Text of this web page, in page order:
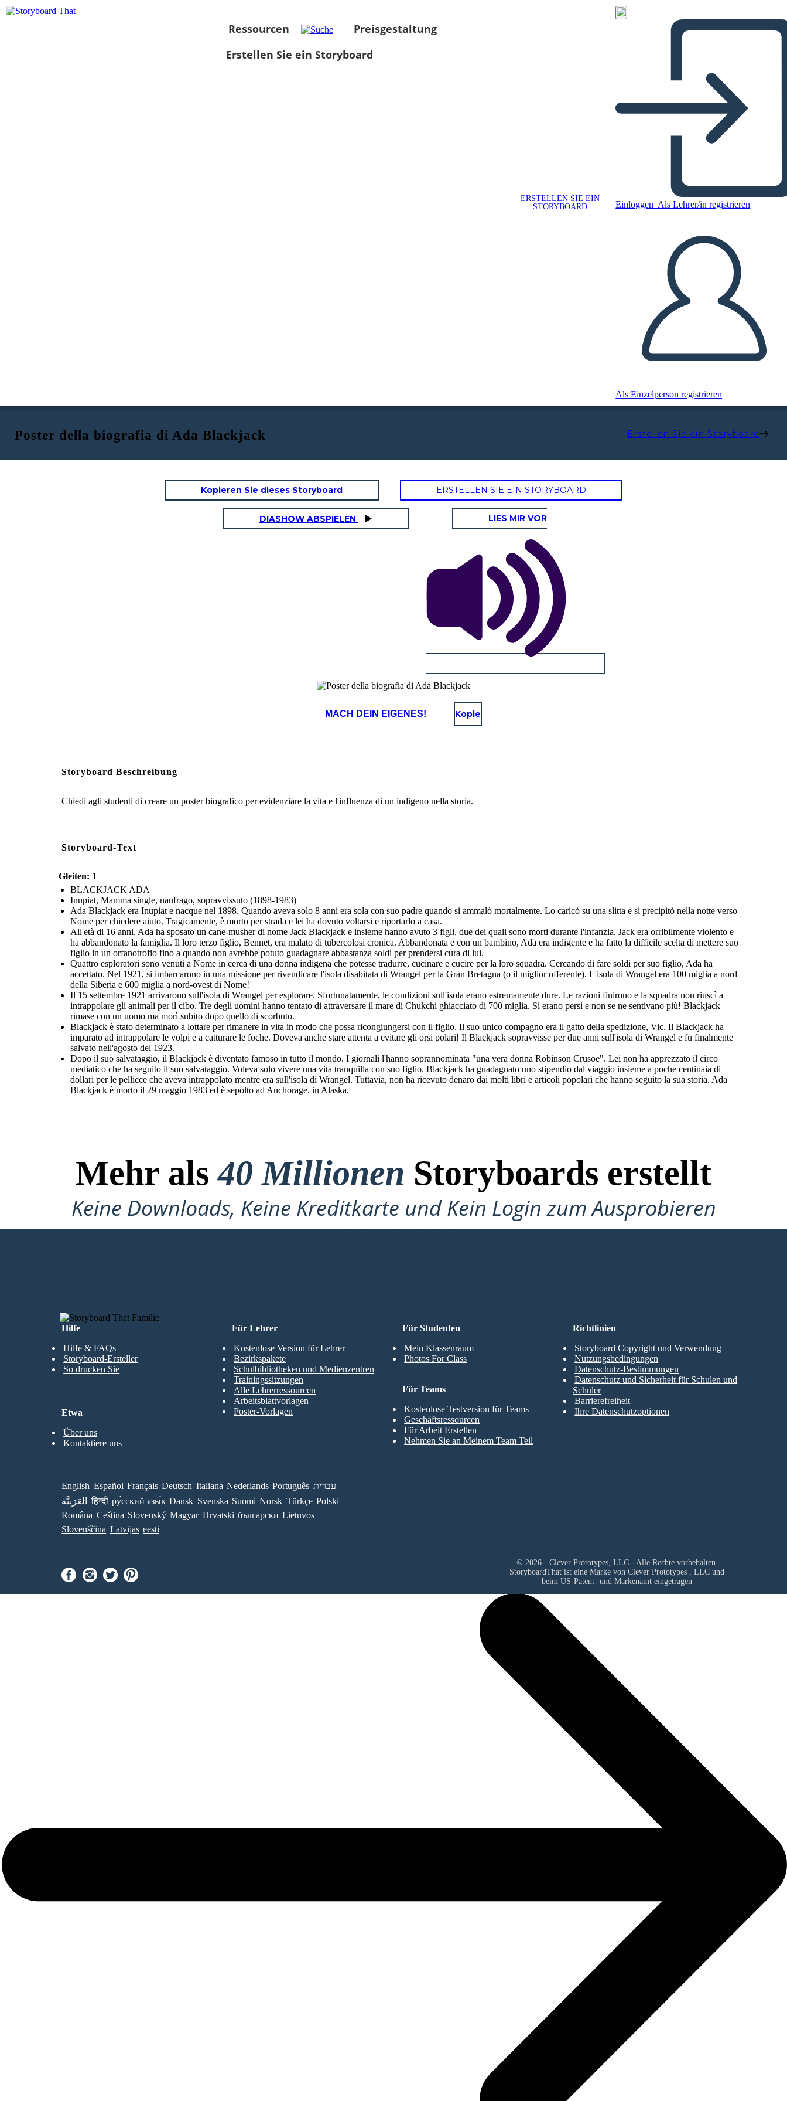
Ressourcen
Preisgestaltung
Erstellen Sie ein Storyboard
ERSTELLEN SIE EIN
STORYBOARD
Einloggen Als Lehrer/in registrieren
Als Einzelperson registrieren
Poster della biografia di Ada Blackjack Erstellen Sie ein Storyboard
Kopieren Sie dieses Storyboard ERSTELLEN SIE EIN STORYBOARD
DIASHOW ABSPIELEN LIES MIR VOR
MACH DEIN EIGENES! Kopie
Storyboard Beschreibung
Chiedi agli studenti di creare un poster biografico per evidenziare la vita e l'influenza di un indigeno nella storia.
Storyboard-Text
Gleiten: 1
BLACKJACK ADA
Inupiat, Mamma single, naufrago, sopravvissuto (1898-1983)
Ada Blackjack era Inupiat e nacque nel 1898. Quando aveva solo 8 anni era sola con suo padre quando si ammalò mortalmente. Lo caricò su una slitta e si precipitò nella notte verso
Nome per chiedere aiuto. Tragicamente, è morto per strada e lei ha dovuto voltarsi e riportarlo a casa.
All'età di 16 anni, Ada ha sposato un cane-musher di nome Jack Blackjack e insieme hanno avuto 3 figli, due dei quali sono morti durante l'infanzia. Jack era orribilmente violento e
ha abbandonato la famiglia. Il loro terzo figlio, Bennet, era malato di tubercolosi cronica. Abbandonata e con un bambino, Ada era indigente e ha fatto la difficile scelta di mettere suo
figlio in un orfanotrofio fino a quando non avrebbe potuto guadagnare abbastanza soldi per prendersi cura di lui.
Quattro esploratori sono venuti a Nome in cerca di una donna indigena che potesse tradurre, cucinare e cucire per la loro squadra. Cercando di fare soldi per suo figlio, Ada ha
accettato. Nel 1921, si imbarcarono in una missione per rivendicare l'isola disabitata di Wrangel per la Gran Bretagna (o il miglior offerente). L'isola di Wrangel era 100 miglia a nord
della Siberia e 600 miglia a nord-ovest di Nome!
Il 15 settembre 1921 arrivarono sull'isola di Wrangel per esplorare. Sfortunatamente, le condizioni sull'isola erano estremamente dure. Le razioni finirono e la squadra non riuscì a
intrappolare gli animali per il cibo. Tre degli uomini hanno tentato di attraversare il mare di Chukchi ghiacciato di 700 miglia. Si erano persi e non se ne sentivano più! Blackjack
rimase con un uomo ma morì subito dopo quello di scorbuto.
Blackjack è stato determinato a lottare per rimanere in vita in modo che possa ricongiungersi con il figlio. Il suo unico compagno era il gatto della spedizione, Vic. Il Blackjack ha
imparato ad intrappolare le volpi e a catturare le foche. Doveva anche stare attenta a evitare gli orsi polari! Il Blackjack sopravvisse per due anni sull'isola di Wrangel e fu finalmente
salvato nell'agosto del 1923.
Dopo il suo salvataggio, il Blackjack è diventato famoso in tutto il mondo. I giornali l'hanno soprannominata "una vera donna Robinson Crusoe". Lei non ha apprezzato il circo
mediatico che ha seguito il suo salvataggio. Voleva solo vivere una vita tranquilla con suo figlio. Blackjack ha guadagnato uno stipendio dal viaggio insieme a poche centinaia di
dollari per le pellicce che aveva intrappolato mentre era sull'isola di Wrangel. Tuttavia, non ha ricevuto denaro dai molti libri e articoli popolari che hanno seguito la sua storia. Ada
Blackjack è morto il 29 maggio 1983 ed è sepolto ad Anchorage, in Alaska.
Mehr als40 Millionen Storyboards erstellt
Keine Downloads, Keine Kreditkarte und Kein Login zum Ausprobieren
Erforderlich!
Hilfe
Hilfe & FAQs
Storyboard-Ersteller
So drucken Sie
Für Studenten
Mein Klassenraum
Photos For Class
Für Lehrer
Kostenlose Version für Lehrer
Bezirkspakete
Schulbibliotheken und Medienzentren
Trainingssitzungen
Alle Lehrerressourcen
Arbeitsblattvorlagen
Poster-Vorlagen
Für Teams
Kostenlose Testversion für Teams
Geschäftsressourcen
Für Arbeit Erstellen
Nehmen Sie an Meinem Team Teil
Etwa
Über uns
Kontaktiere uns
Richtlinien
Storyboard Copyright und Verwendung
Nutzungsbedingungen
Datenschutz-Bestimmungen
Datenschutz und Sicherheit für Schulen und
Schüler
Barrierefreiheit
Ihre Datenschutzoptionen
English Español Français Deutsch Italiana Nederlands Português עברית
العَرَبِيَّة
हिन्दी ру́сский язы́к Dansk Svenska Suomi Norsk Türkçe Polski
Româna Ceština Slovenský Magyar Hrvatski български Lietuvos
Slovenščina Latvijas eesti
© 2026 - Clever Prototypes, LLC - Alle Rechte vorbehalten.
StoryboardThat ist eine Marke von Clever Prototypes , LLC und
beim US-Patent- und Markenamt eingetragen